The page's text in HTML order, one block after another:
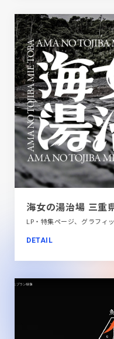
海女の湯治場 三重
DETAIL